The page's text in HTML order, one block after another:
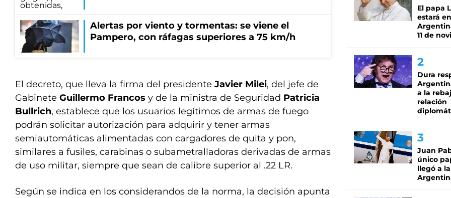
Alertas por viento y tormentas: se viene el
Pampero, con ráfagas superiores a 75 km/h
El decreto, que lleva la firma del presidente Javier Milei, del jefe de
Gabinete Guillermo Francos y de la ministra de Seguridad Patricia
Bullrich, establece que los usuarios legítimos de armas de fuego
podrán solicitar autorización para adquirir y tener armas
semiautomáticas alimentadas con cargadores de quita y pon,
similares a fusiles, carabinas o subametralladoras derivadas de armas
de uso militar, siempre que sean de calibre superior al .22 LR.
Según se indica en los considerandos de la norma, la decisión apunta
El papa
estará
11 de
Dura
a la
relación
Juan
único
llegó a la